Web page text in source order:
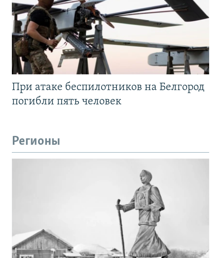
При атаке беспилотников на Белгород
погибли пять человек
Регионы